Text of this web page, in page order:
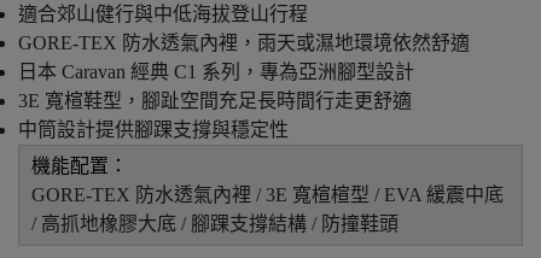
適合郊山健行與中低海拔登山行程
GORE-TEX 防水透氣內裡，雨天或濕地環境依然舒適
日本 Caravan 經典 C1 系列，專為亞洲腳型設計
3E 寬楦鞋型，腳趾空間充足長時間行走更舒適
中筒設計提供腳踝支撐與穩定性
機能配置：
GORE-TEX 防水透氣內裡 / 3E 寬楦楦型 / EVA 緩震中底
/ 高抓地橡膠大底 / 腳踝支撐結構 / 防撞鞋頭